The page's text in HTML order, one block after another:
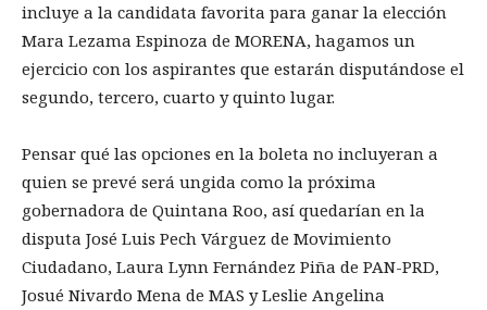
incluye a la candidata favorita para ganar la elección
Mara Lezama Espinoza de MORENA, hagamos un
ejercicio con los aspirantes que estarán disputándose el
segundo, tercero, cuarto y quinto lugar.
Pensar qué las opciones en la boleta no incluyeran a
quien se prevé será ungida como la próxima
gobernadora de Quintana Roo, así quedarían en la
disputa José Luis Pech Várguez de Movimiento
Ciudadano, Laura Lynn Fernández Piña de PAN-PRD,
Josué Nivardo Mena de MAS y Leslie Angelina